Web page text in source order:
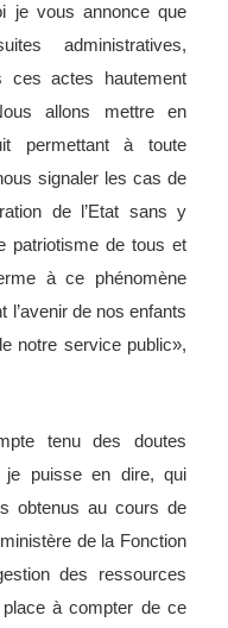
je vous annonce que
administratives,
ces actes hautement
allons mettre en
permettant à toute
signaler les cas de
de l’Etat sans y
patriotisme de tous et
à ce phénomène
l’avenir de nos enfants
notre service public»,
tenu des doutes
je puisse en dire, qui
obtenus au cours de
de la Fonction
des ressources
à compter de ce